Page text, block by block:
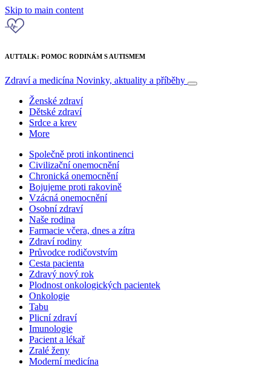
Skip to main content
AUTTALK: POMOC RODINÁM S AUTISMEM
Zdraví a medicína Novinky, aktuality a příběhy
Ženské zdraví
Dětské zdraví
Srdce a krev
More
Společně proti inkontinenci
Civilizační onemocnění
Chronická onemocnění
Bojujeme proti rakovině
Vzácná onemocnění
Osobní zdraví
Naše rodina
Farmacie včera, dnes a zítra
Zdraví rodiny
Průvodce rodičovstvím
Cesta pacienta
Zdravý nový rok
Plodnost onkologických pacientek
Onkologie
Tabu
Plicní zdraví
Imunologie
Pacient a lékař
Zralé ženy
Moderní medicína